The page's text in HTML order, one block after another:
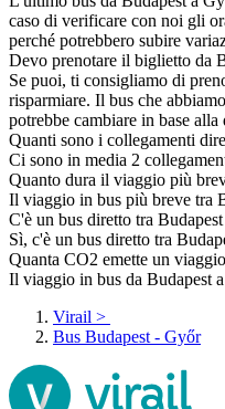
caso di verificare con noi gli
perché potrebbero subire
Devo prenotare il biglietto da
Se puoi, ti consigliamo di
risparmiare. Il bus che
potrebbe cambiare in base alla
Quanti sono i collegamenti
Ci sono in media 2
Quanto dura il viaggio più
Il viaggio in bus più breve tra
C'è un bus diretto tra
Sì, c'è un bus diretto tra
Quanta CO2 emette un
Il viaggio in bus da Budapest
Virail >
Bus Budapest - Győr